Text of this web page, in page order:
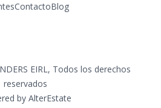
ContactoBlog
EIRL, Todos los derechos
reservados
by AlterEstate